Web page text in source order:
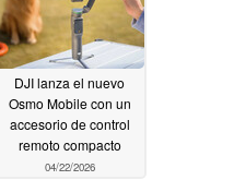
DJI lanza el nuevo
Osmo Mobile con un
accesorio de control
remoto compacto
04/22/2026